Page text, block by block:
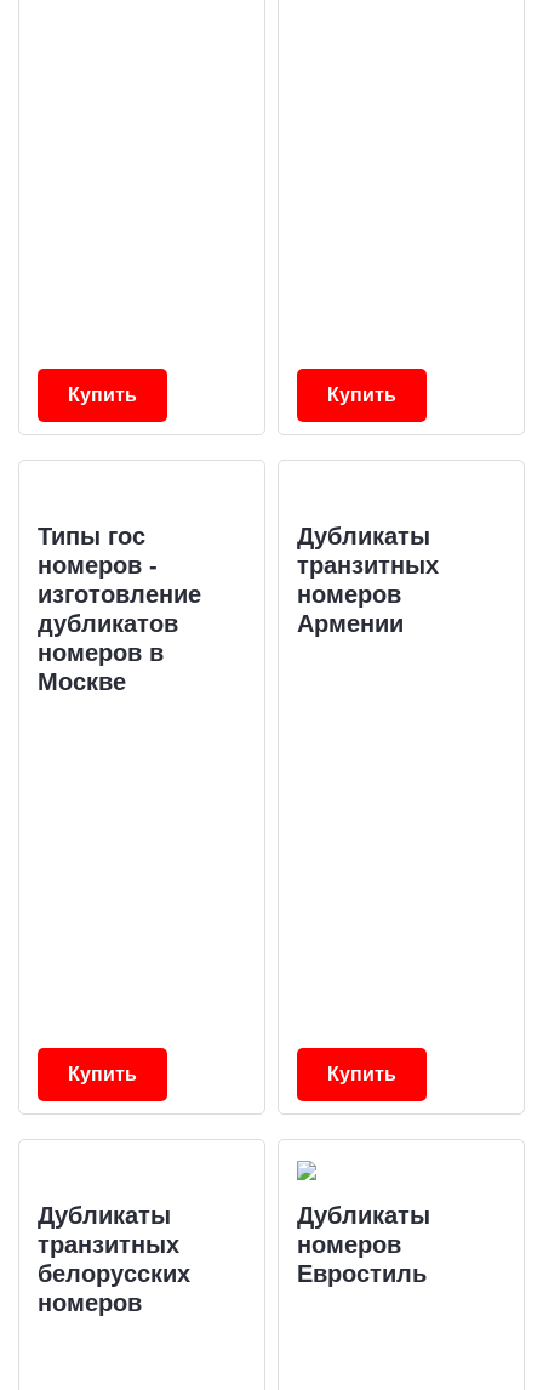
Купить Купить
Типы гос
номеров -
изготовление
дубликатов
номеров в
Москве
Купить
Дубликаты
транзитных
номеров
Армении
Купить
Дубликаты
транзитных
белорусских
номеров
Дубликаты
номеров
Евростиль